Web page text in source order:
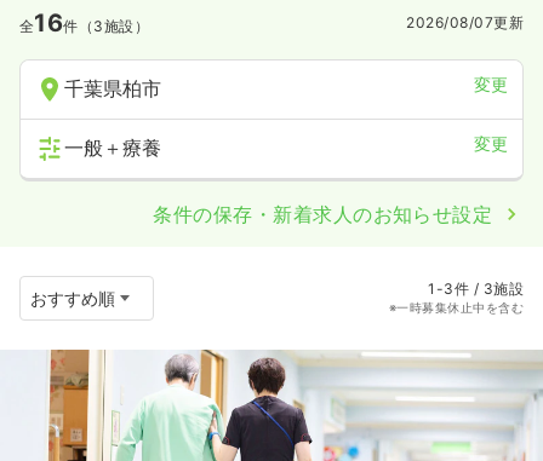
全16件（3施設） 2026/08/07更新
千葉県柏市 変更
一般＋療養 変更
条件の保存・新着求人のお知らせ設定
1-3件 / 3施設
※一時募集休止中を含む